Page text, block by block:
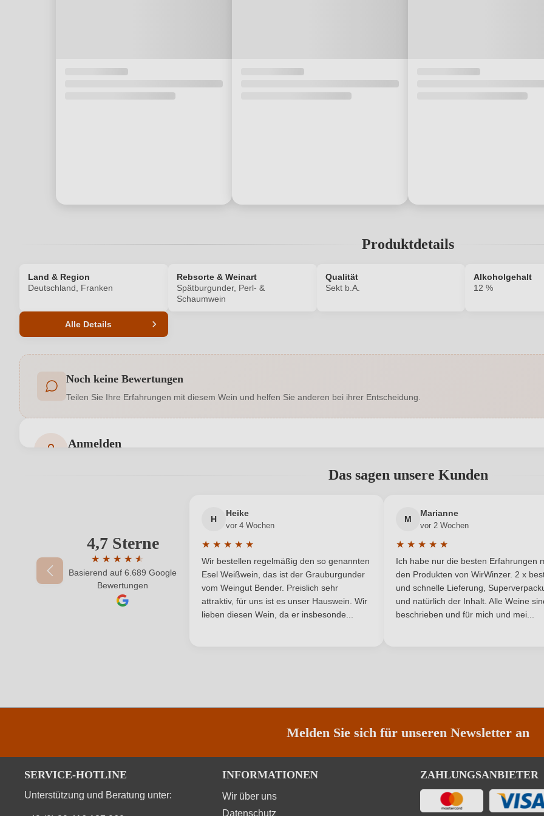
Produktdetails
Land & Region
Deutschland, Franken
Rebsorte & Weinart
Spätburgunder, Perl- &
Schaumwein
Qualität
Sekt b.A.
Alkoholgehalt
12 %
Alle Details
Allergene
Flaschenverschluss
Rebsorte
Traubenfarbe
Weinart
Noch keine Bewertungen
Teilen Sie Ihre Erfahrungen mit diesem Wein und helfen Sie anderen bei ihrer Entscheidung.
Anmelden
Ihre E-Mail-Adresse
Ihr Passwort
Das sagen unsere Kunden
4,7 Sterne
★ ★ ★ ★ ★
★
Durchschnittliche Bewertung von 4.7 von 5 Sternen
Basierend auf 6.689 Google
Bewertungen
H
Heike
vor 4 Wochen
★ ★ ★ ★ ★
Durchschnittliche Bewertung von 5 von 5 Sternen
Wir bestellen regelmäßig den so genannten
Esel Weißwein, das ist der Grauburgunder
vom Weingut Bender. Preislich sehr
attraktiv, für uns ist es unser Hauswein. Wir
lieben diesen Wein, da er insbesonde...
M
Marianne
vor 2 Wochen
★ ★ ★ ★ ★
Durchschnittliche Bewertung von
Ich habe nur die besten Erfahrungen
den Produkten von WirWinzer. 2 x
und schnelle Lieferung,
und natürlich der Inhalt. Alle Weine
beschrieben und für mich und mei...
Melden Sie sich für unseren Newsletter an
SERVICE-HOTLINE
Unterstützung und Beratung unter:
INFORMATIONEN
Wir über uns
Datenschutz
ZAHLUNGSANBIETER